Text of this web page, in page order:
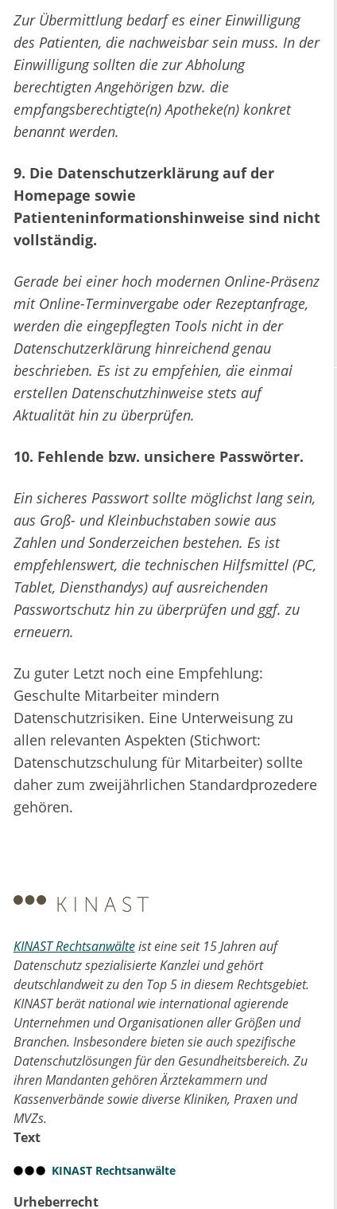
Zur Übermittlung bedarf es einer Einwilligung
des Patienten, die nachweisbar sein muss. In der
Einwilligung sollten die zur Abholung
berechtigten Angehörigen bzw. die
empfangsberechtigte(n) Apotheke(n) konkret
benannt werden.
9. Die Datenschutzerklärung auf der
Homepage sowie
Patienteninformationshinweise sind nicht
vollständig.
Gerade bei einer hoch modernen Online-Präsenz
mit Online-Terminvergabe oder Rezeptanfrage,
werden die eingepflegten Tools nicht in der
Datenschutzerklärung hinreichend genau
beschrieben. Es ist zu empfehlen, die einmal
erstellen Datenschutzhinweise stets auf
Aktualität hin zu überprüfen.
10. Fehlende bzw. unsichere Passwörter.
Ein sicheres Passwort sollte möglichst lang sein,
aus Groß- und Kleinbuchstaben sowie aus
Zahlen und Sonderzeichen bestehen. Es ist
empfehlenswert, die technischen Hilfsmittel (PC,
Tablet, Diensthandys) auf ausreichenden
Passwortschutz hin zu überprüfen und ggf. zu
erneuern.
Zu guter Letzt noch eine Empfehlung:
Geschulte Mitarbeiter mindern
Datenschutzrisiken. Eine Unterweisung zu
allen relevanten Aspekten (Stichwort:
Datenschutzschulung für Mitarbeiter) sollte
daher zum zweijährlichen Standardprozedere
gehören.
KINAST Rechtsanwälteist eine seit 15 Jahren auf
Datenschutz spezialisierte Kanzlei und gehört
deutschlandweit zu den Top 5 in diesem Rechtsgebiet.
KINAST berät national wie international agierende
Unternehmen und Organisationen aller Größen und
Branchen. Insbesondere bieten sie auch spezifische
Datenschutzlösungen für den Gesundheitsbereich. Zu
ihren Mandanten gehören Ärztekammern und
Kassenverbände sowie diverse Kliniken, Praxen und
MVZs.
Text
KINAST Rechtsanwälte
Urheberrecht